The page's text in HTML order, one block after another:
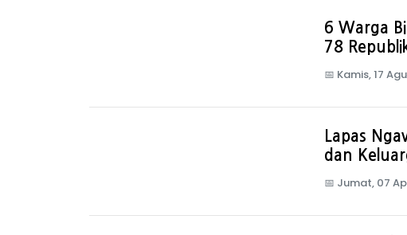
6 Warga
78
📅 Kamis, 17
Lapas
dan
📅 Jumat, 07